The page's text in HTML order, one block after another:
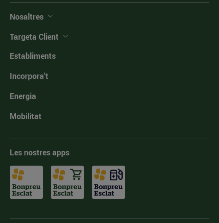
Nosaltres
Targeta Client
Establiments
Incorpora't
Energia
Mobilitat
Les nostres apps